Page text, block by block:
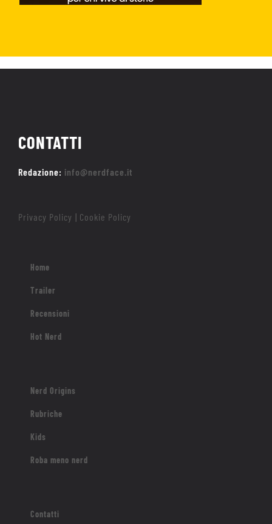
CONTATTI
Redazione: info@nerdface.it
Privacy Policy | Cookie Policy
Home
Trailer
Recensioni
Hot Nerd
Nerd Origins
Rubriche
Kids
Roba meno nerd
Contatti